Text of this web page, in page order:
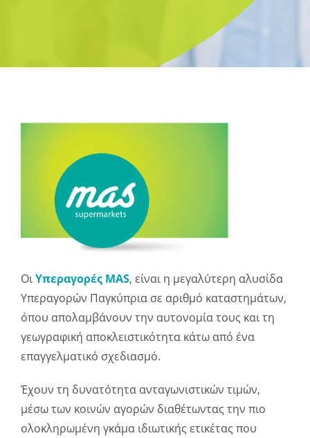
ΟιΥπεραγορές MAS, είναι η μεγαλύτερη αλυσίδα
Υπεραγορών Παγκύπρια σε αριθμό καταστημάτων,
όπου απολαμβάνουν την αυτονομία τους και τη
γεωγραφική αποκλειστικότητα κάτω από ένα
επαγγελματικό σχεδιασμό.
Έχουν τη δυνατότητα ανταγωνιστικών τιμών,
μέσω των κοινών αγορών διαθέτωντας την πιο
ολοκληρωμένη γκάμα ιδιωτικής ετικέτας που